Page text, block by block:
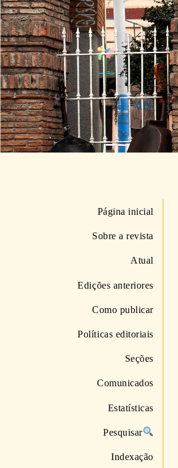
Página inicial
Sobre a revista
Atual
Edições anteriores
Como publicar
Políticas editoriais
Seções
Comunicados
Estatísticas
Pesquisar
Indexação